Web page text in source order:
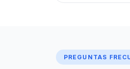
PREGUNTAS